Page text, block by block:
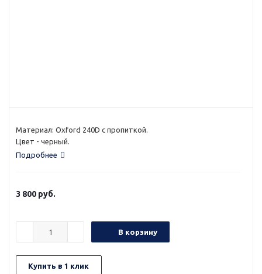
Материал: Oxford 240D с пропиткой.
Цвет - черный.
Подробнее
3 800 руб.
В корзину
Купить в 1 клик